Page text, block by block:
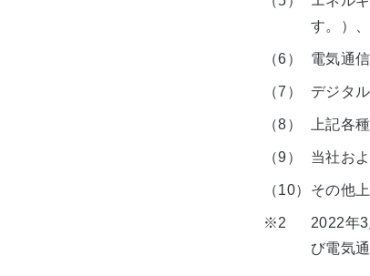
す。）
（6） 電気通
（7） デジタ
（8） 上記各
（9） 当社お
（10） その他
※2
2022年
び電気